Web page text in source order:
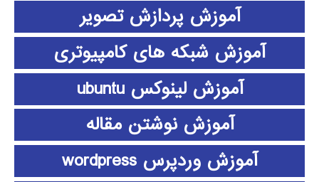
آموزش پردازش تصویر
آموزش شبکه های کامپیوتری
آموزش لینوکس ubuntu
آموزش نوشتن مقاله
آموزش وردپرس wordpress